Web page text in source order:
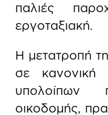
παλιές
εργοταξιακή.
Η μετατροπή
σε
υπολοίπων
οικοδομής,